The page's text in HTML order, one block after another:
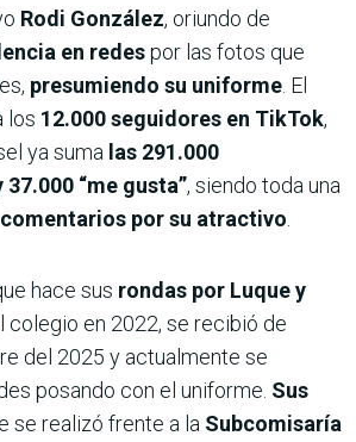
Rodi González, oriundo de
en redespor las fotos que
presumiendo su uniforme . El
los 12.000 seguidores en TikTok,
ya suma las 291.000
“me gusta”, siendo toda una
por su atractivo
hace sus rondas por Luque y
colegio en 2022, se recibió de
del 2025 y actualmente se
posando con el uniforme. Sus
se realizó frente a la Subcomisaría